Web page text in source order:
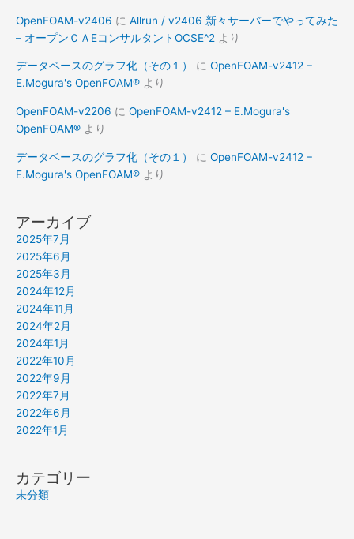
OpenFOAM-v2406 に Allrun / v2406 新々サーバーでやってみた
– オープンＣＡEコンサルタントOCSE^2 より
データベースのグラフ化（その１） に OpenFOAM-v2412 –
E.Mogura's OpenFOAM® より
OpenFOAM-v2206 に OpenFOAM-v2412 – E.Mogura's
OpenFOAM® より
データベースのグラフ化（その１） に OpenFOAM-v2412 –
E.Mogura's OpenFOAM® より
アーカイブ
2025年7月
2025年6月
2025年3月
2024年12月
2024年11月
2024年2月
2024年1月
2022年10月
2022年9月
2022年7月
2022年6月
2022年1月
カテゴリー
未分類